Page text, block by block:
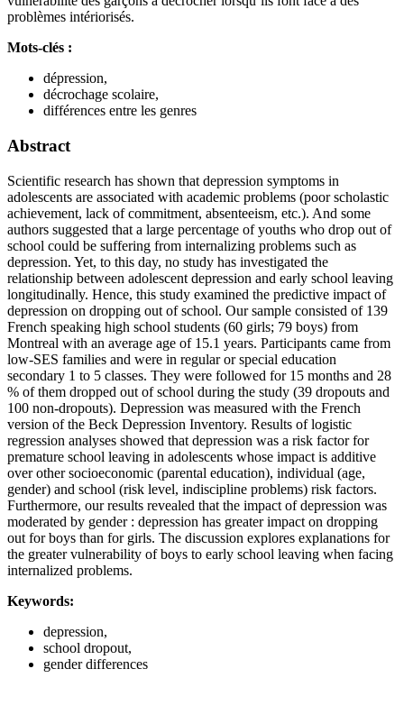
problèmes intériorisés.
Mots-clés :
dépression,
décrochage scolaire,
différences entre les genres
Abstract
Scientific research has shown that depression symptoms in
adolescents are associated with academic problems (poor scholastic
achievement, lack of commitment, absenteeism, etc.). And some
authors suggested that a large percentage of youths who drop out of
school could be suffering from internalizing problems such as
depression. Yet, to this day, no study has investigated the
relationship between adolescent depression and early school leaving
longitudinally. Hence, this study examined the predictive impact of
depression on dropping out of school. Our sample consisted of 139
French speaking high school students (60 girls; 79 boys) from
Montreal with an average age of 15.1 years. Participants came from
low-SES families and were in regular or special education
secondary 1 to 5 classes. They were followed for 15 months and 28
% of them dropped out of school during the study (39 dropouts and
100 non-dropouts). Depression was measured with the French
version of the Beck Depression Inventory. Results of logistic
regression analyses showed that depression was a risk factor for
premature school leaving in adolescents whose impact is additive
over other socioeconomic (parental education), individual (age,
gender) and school (risk level, indiscipline problems) risk factors.
Furthermore, our results revealed that the impact of depression was
moderated by gender : depression has greater impact on dropping
out for boys than for girls. The discussion explores explanations for
the greater vulnerability of boys to early school leaving when facing
internalized problems.
Keywords:
depression,
school dropout,
gender differences